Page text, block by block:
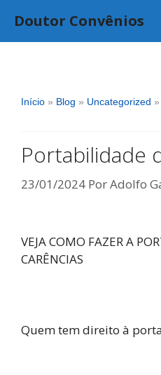
para
o
Doutor Convênios
Início » Blog » Uncategorized »
Portabilidade
23/01/2024 PorAdolfo
VEJA COMO FAZER A
CARÊNCIAS
Quem tem direito à